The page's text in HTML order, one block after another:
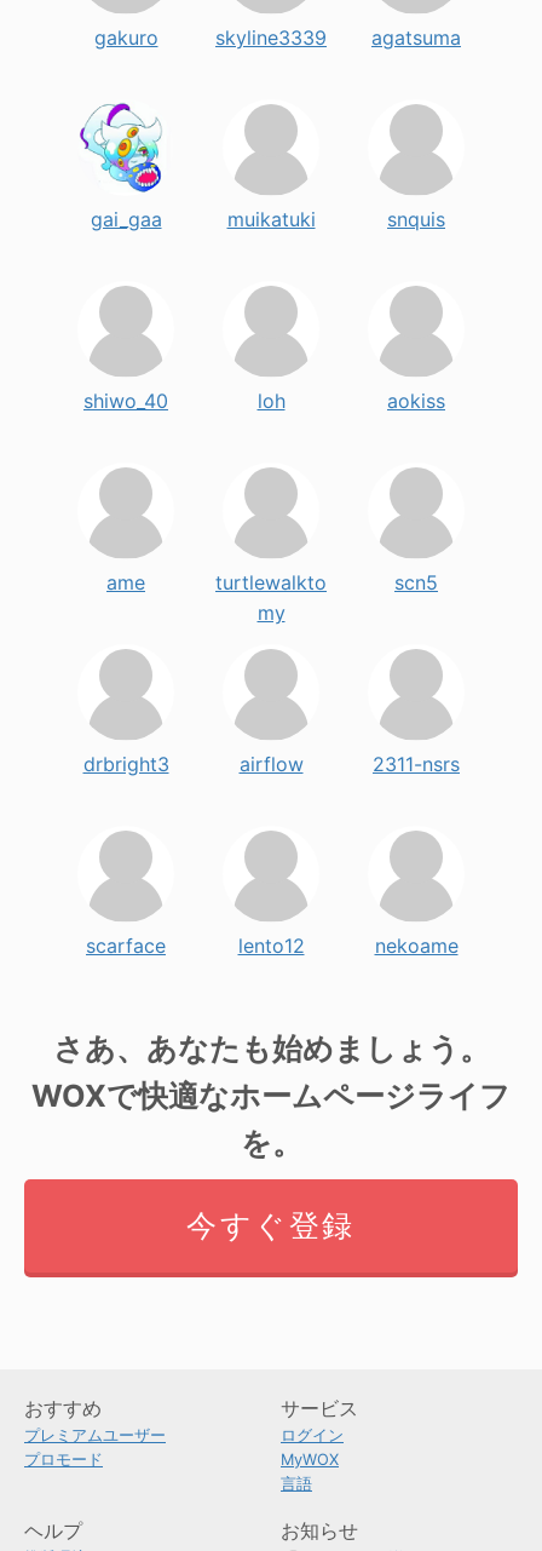
gakuro skyline3339 agatsuma
gai_gaa muikatuki snquis
shiwo_40 loh aokiss
ame
turtlewalkto
my
scn5
drbright3 airflow 2311-nsrs
scarface lento12 nekoame
さあ、あなたも始めましょう。
WOXで快適なホームページライフ
を。
今すぐ登録
おすすめ
プレミアムユーザー
プロモード
サービス
ログイン
MyWOX
言語
ヘルプ お知らせ